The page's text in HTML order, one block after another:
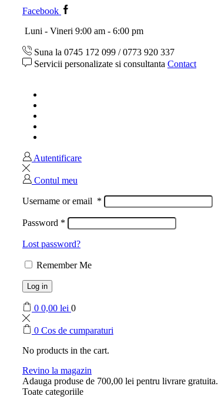
Facebook
Luni - Vineri 9:00 am - 6:00 pm
Suna la 0745 172 099 / 0773 920 337
Servicii personalizate si consultanta Contact
Autentificare
Contul meu
Username or email *
Password *
Lost password?
Remember Me
Log in
0 0,00 lei 0
0 Cos de cumparaturi
No products in the cart.
Revino la magazin
Adauga produse de 700,00 lei pentru livrare gratuita.
Toate categoriile